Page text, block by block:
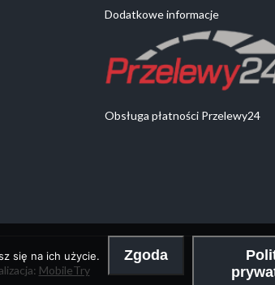
się na ich użycie. Zgoda
Dodatkowe informacje
Obsługa płatności Przelewy24
MobileTry